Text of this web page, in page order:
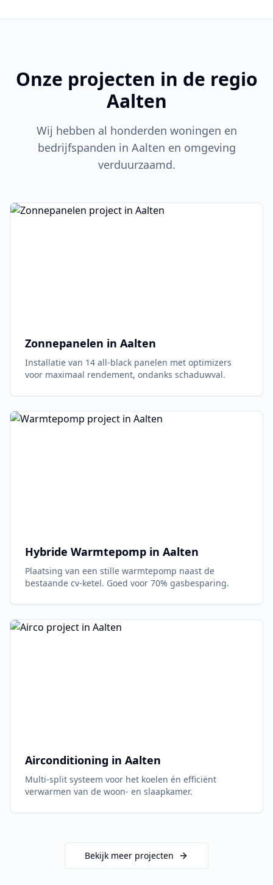
Onze projecten in de regio
Aalten
Wij hebben al honderden woningen en
bedrijfspanden in Aalten en omgeving
verduurzaamd.
Zonnepanelen in Aalten
Installatie van 14 all-black panelen met optimizers
voor maximaal rendement, ondanks schaduwval.
Hybride Warmtepomp in Aalten
Plaatsing van een stille warmtepomp naast de
bestaande cv-ketel. Goed voor 70% gasbesparing.
Airconditioning in Aalten
Multi-split systeem voor het koelen én efficiënt
verwarmen van de woon- en slaapkamer.
Bekijk meer projecten